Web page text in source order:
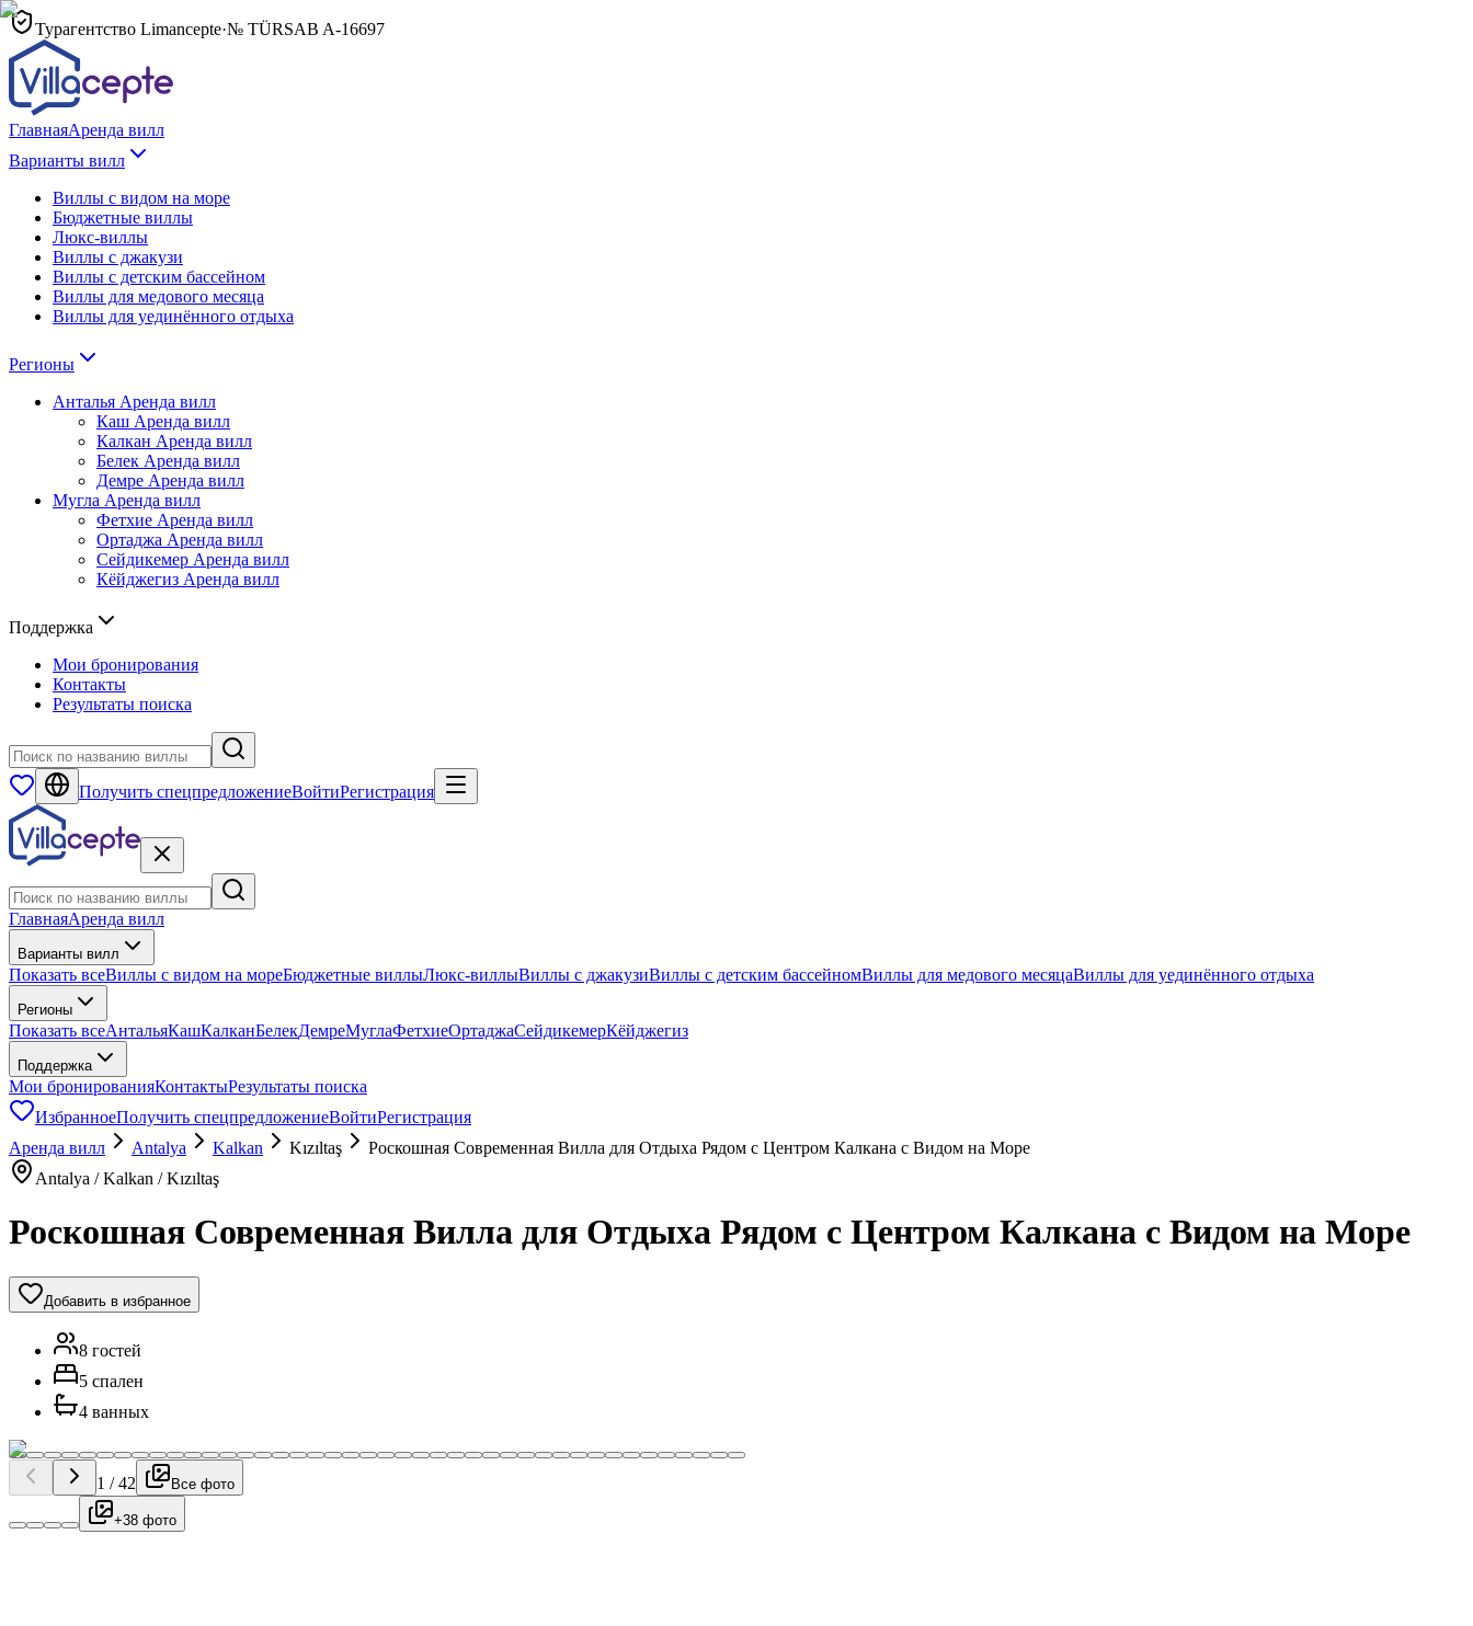
Турагентство Limancepte·№ TÜRSAB A-16697
ГлавнаяАренда вилл
Варианты вилл
Виллы с видом на море
Бюджетные виллы
Люкс-виллы
Виллы с джакузи
Виллы с детским бассейном
Виллы для медового месяца
Виллы для уединённого отдыха
Регионы
Анталья Аренда вилл
Каш Аренда вилл
Калкан Аренда вилл
Белек Аренда вилл
Демре Аренда вилл
Мугла Аренда вилл
Фетхие Аренда вилл
Ортаджа Аренда вилл
Сейдикемер Аренда вилл
Кёйджегиз Аренда вилл
Поддержка
Мои бронирования
Контакты
Результаты поиска
Получить спецпредложениеВойтиРегистрация
ГлавнаяАренда вилл
Варианты вилл
Показать всеВиллы с видом на мореБюджетные виллыЛюкс-виллыВиллы с джакузиВиллы с детским бассейномВиллы для медового месяцаВиллы для уединённого отдыха
Регионы
Показать всеАнтальяКашКалканБелекДемреМуглаФетхиеОртаджаСейдикемерКёйджегиз
Поддержка
Мои бронированияКонтактыРезультаты поиска
ИзбранноеПолучить спецпредложениеВойтиРегистрация
Аренда вилл
Antalya Kalkan Kızıltaş
Роскошная Современная Вилла для Отдыха Рядом с Центром Калкана с Видом на Море
Antalya / Kalkan / Kızıltaş
Роскошная Современная Вилла для Отдыха Рядом с Центром Калкана с Видом на Море
Добавить в избранное
8 гостей
5 спален
4 ванных
1 /42 Все фото
+38 фото